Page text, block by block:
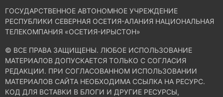
ГОСУДАРСТВЕННОЕ АВТОНОМНОЕ УЧРЕЖДЕНИЕ
РЕСПУБЛИКИ СЕВЕРНАЯ ОСЕТИЯ-АЛАНИЯ НАЦИОНАЛЬНАЯ
ТЕЛЕКОМПАНИЯ «ОСЕТИЯ-ИРЫСТОН»
© ВСЕ ПРАВА ЗАЩИЩЕНЫ. ЛЮБОЕ ИСПОЛЬЗОВАНИЕ
МАТЕРИАЛОВ ДОПУСКАЕТСЯ ТОЛЬКО С СОГЛАСИЯ
РЕДАКЦИИ. ПРИ СОГЛАСОВАННОМ ИСПОЛЬЗОВАНИИ
МАТЕРИАЛОВ САЙТА НЕОБХОДИМА ССЫЛКА НА РЕСУРС.
КОД ДЛЯ ВСТАВКИ В БЛОГИ И ДРУГИЕ РЕСУРСЫ,